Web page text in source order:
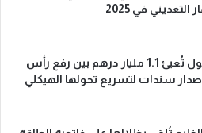
التعديني في 2025
أوطو هول تُعبئ 1.1 مليار درهم بين رفع رأس
سندات لتسريع تحولها الهيكلي